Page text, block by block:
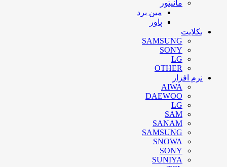
مانیتور
مین برد
پاور
بکلایت
SAMSUNG
SONY
LG
OTHER
نرم افزار
AIWA
DAEWOO
LG
SAM
SANAM
SAMSUNG
SNOWA
SONY
SUNIYA